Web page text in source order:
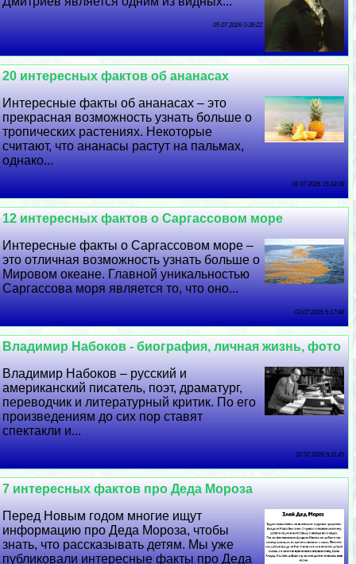
05 07 2026 0:38:22
20 интересных фактов об ананасах
Интересные факты об ананасах – это
прекрасная возможность узнать больше о
тропических растениях. Некоторые
считают, что ананасы растут на пальмах,
однако...
04 07 2026 15:33:39
12 интересных фактов о Саргассовом море
Интересные факты о Саргассовом море –
это отличная возможность узнать больше о
Мировом океане. Главной уникальностью
Саргассова моря является то, что оно...
03 07 2026 5:17:48
Владимир Набоков - биография, личная жизнь, фото
Владимир Набоков – русский и
американский писатель, поэт, драматург,
переводчик и литературный критик. По его
произведениям до сих пор ставят
спектакли и...
02 07 2026 6:11:45
7 интересных фактов про Деда Мороза
Перед Новым годом многие ищут
информацию про Деда Мороза, чтобы
знать, что рассказывать детям. Мы уже
публиковали интересные факты про Деда